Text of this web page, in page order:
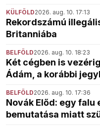
KÜLFÖLD2026. aug. 10. 17:13
Rekordszámú
Britanniába
BELFÖLD2026. aug. 10. 18:23
Két cégben is
Ádám, a korábbi
BELFÖLD2026. aug. 10. 17:36
Novák Előd: egy
bemutatása miatt